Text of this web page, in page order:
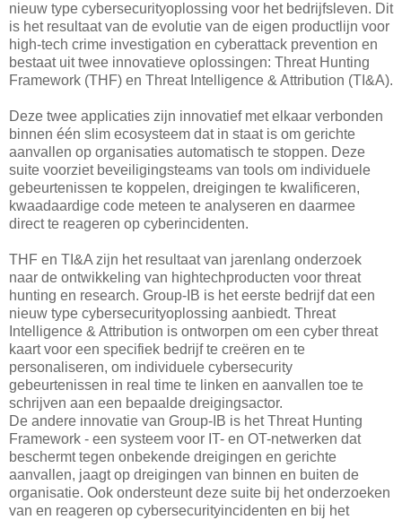
nieuw type cybersecurityoplossing voor het bedrijfsleven. Dit
is het resultaat van de evolutie van de eigen productlijn voor
high-tech crime investigation en cyberattack prevention en
bestaat uit twee innovatieve oplossingen: Threat Hunting
Framework (THF) en Threat Intelligence & Attribution (TI&A).
Deze twee applicaties zijn innovatief met elkaar verbonden
binnen één slim ecosysteem dat in staat is om gerichte
aanvallen op organisaties automatisch te stoppen. Deze
suite voorziet beveiligingsteams van tools om individuele
gebeurtenissen te koppelen, dreigingen te kwalificeren,
kwaadaardige code meteen te analyseren en daarmee
direct te reageren op cyberincidenten.
THF en TI&A zijn het resultaat van jarenlang onderzoek
naar de ontwikkeling van hightechproducten voor threat
hunting en research. Group-IB is het eerste bedrijf dat een
nieuw type cybersecurityoplossing aanbiedt. Threat
Intelligence & Attribution is ontworpen om een cyber threat
kaart voor een specifiek bedrijf te creëren en te
personaliseren, om individuele cybersecurity
gebeurtenissen in real time te linken en aanvallen toe te
schrijven aan een bepaalde dreigingsactor.
De andere innovatie van Group-IB is het Threat Hunting
Framework - een systeem voor IT- en OT-netwerken dat
beschermt tegen onbekende dreigingen en gerichte
aanvallen, jaagt op dreigingen van binnen en buiten de
organisatie. Ook ondersteunt deze suite bij het onderzoeken
van en reageren op cybersecurityincidenten en bij het